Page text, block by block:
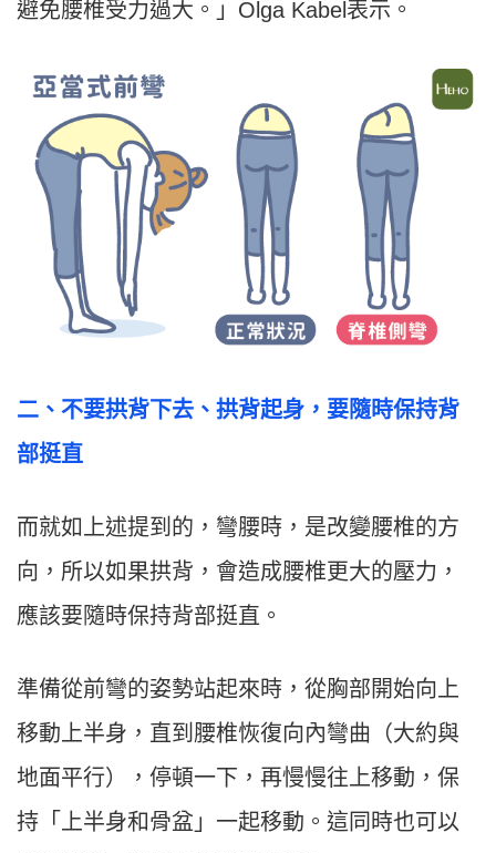
避免腰椎受力過大。」Olga Kabel表示。
二、不要拱背下去、拱背起身，要隨時保持背
部挺直
而就如上述提到的，彎腰時，是改變腰椎的方
向，所以如果拱背，會造成腰椎更大的壓力，
應該要隨時保持背部挺直。
準備從前彎的姿勢站起來時，從胸部開始向上
移動上半身，直到腰椎恢復向內彎曲（大約與
地面平行），停頓一下，再慢慢往上移動，保
持「上半身和骨盆」一起移動。這同時也可以